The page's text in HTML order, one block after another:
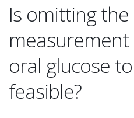
Is omitting
oral glucose
feasible?